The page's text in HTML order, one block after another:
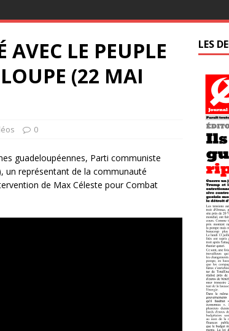
LE PEUPLE
(22 MAI
0
guadeloupéennes, Parti communiste
un représentant de la communauté
de Max Céleste pour Combat
LES